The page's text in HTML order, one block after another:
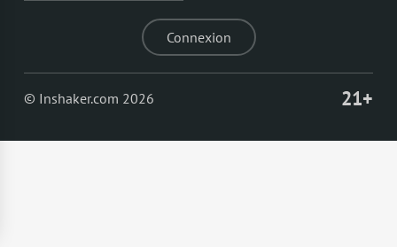
Connexion
© Inshaker.com 2026 21+